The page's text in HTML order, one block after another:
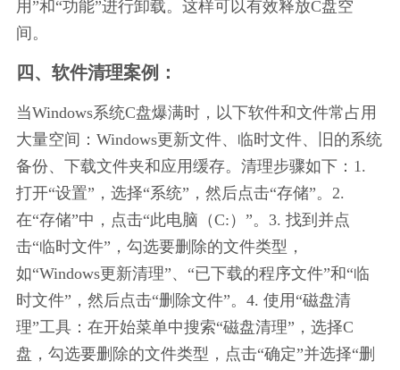
用”和“功能”进行卸载。这样可以有效释放C盘空
间。
四、软件清理案例：
当Windows系统C盘爆满时，以下软件和文件常占用
大量空间：Windows更新文件、临时文件、旧的系统
备份、下载文件夹和应用缓存。清理步骤如下：1.
打开“设置”，选择“系统”，然后点击“存储”。2.
在“存储”中，点击“此电脑（C:）”。3. 找到并点
击“临时文件”，勾选要删除的文件类型，
如“Windows更新清理”、“已下载的程序文件”和“临
时文件”，然后点击“删除文件”。4. 使用“磁盘清
理”工具：在开始菜单中搜索“磁盘清理”，选择C
盘，勾选要删除的文件类型，点击“确定”并选择“删